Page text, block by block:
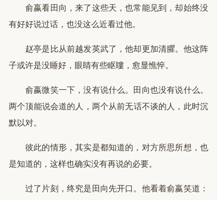
俞嬴看田向，来了这些天，也常能见到，却始终没
有好好说过话，也没这么近看过他。
赵亭是比从前越发英武了，他却更加清臞。他这阵
子或许是没睡好，眼睛有些眍瞜，愈显憔悴。
俞嬴微笑一下，没有说什么。田向也没有说什么。
两个顶能说会道的人，两个从前无话不谈的人，此时沉
默以对。
彼此的情形，其实是都知道的，对方所思所想，也
是知道的，这样也确实没有再说的必要。
过了片刻，终究是田向先开口。他看着俞嬴笑道：